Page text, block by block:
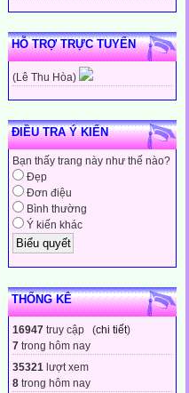
HỖ TRỢ TRỰC TUYẾN
(Lê Thu Hòa)
ĐIỀU TRA Ý KIẾN
Bạn thấy trang này như thế nào?
Đẹp
Đơn điệu
Bình thường
Ý kiến khác
THỐNG KÊ
16947 truy cập (chi tiết)
7 trong hôm nay
35321 lượt xem
8 trong hôm nay